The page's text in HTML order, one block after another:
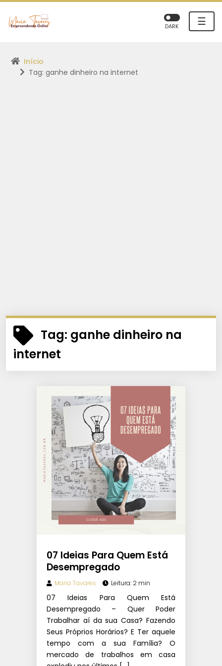
☰
DARK
Início
Tag: ganhe dinheiro na internet
Tag: ganhe dinheiro na
internet
07 Ideias Para Quem Está
Desempregado
Maria Tavares Leitura: 2 min
07 Ideias Para Quem Está
Desempregado – Quer Poder
Trabalhar aí da sua Casa? Fazendo
Seus Próprios Horários? E Ter aquele
tempo com a sua Família? O
mercado de trabalhos em casa